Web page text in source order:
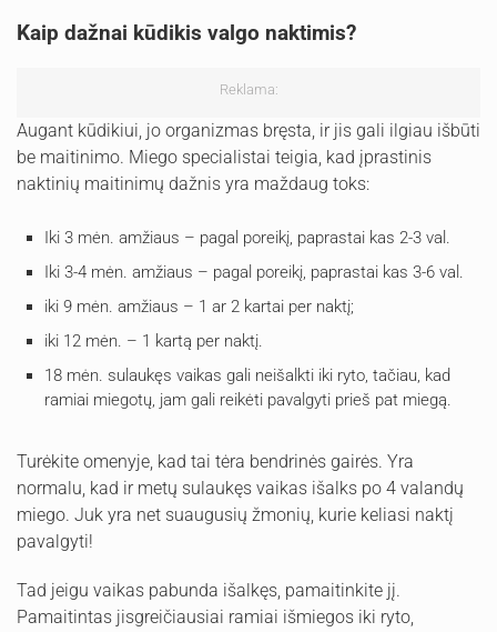
Kaip dažnai kūdikis valgo naktimis?
Reklama:
Augant kūdikiui, jo organizmas bręsta, ir jis gali ilgiau išbūti
be maitinimo. Miego specialistai teigia, kad įprastinis
naktinių maitinimų dažnis yra maždaug toks:
Iki 3 mėn. amžiaus – pagal poreikį, paprastai kas 2-3 val.
Iki 3-4 mėn. amžiaus – pagal poreikį, paprastai kas 3-6 val.
iki 9 mėn. amžiaus – 1 ar 2 kartai per naktį;
iki 12 mėn. – 1 kartą per naktį.
18 mėn. sulaukęs vaikas gali neišalkti iki ryto, tačiau, kad
ramiai miegotų, jam gali reikėti pavalgyti prieš pat miegą.
Turėkite omenyje, kad tai tėra bendrinės gairės. Yra
normalu, kad ir metų sulaukęs vaikas išalks po 4 valandų
miego. Juk yra net suaugusių žmonių, kurie keliasi naktį
pavalgyti!
Tad jeigu vaikas pabunda išalkęs, pamaitinkite jį.
Pamaitintas jisgreičiausiai ramiai išmiegos iki ryto,